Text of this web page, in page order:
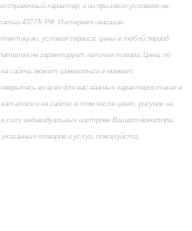
характер, и ни при каких условиях не
437 ГК РФ. Интернет-магазин
условия сервиса, цены в любой период
не гарантирует наличия товара. Цена, по
сайте, может измениться в момент
во всех для вас важных характеристиках в
и на сайте, в том числе цвет, рисунок на
индивидуальных настроек Вашего монитора.
товаров и услуг, пожалуйста,